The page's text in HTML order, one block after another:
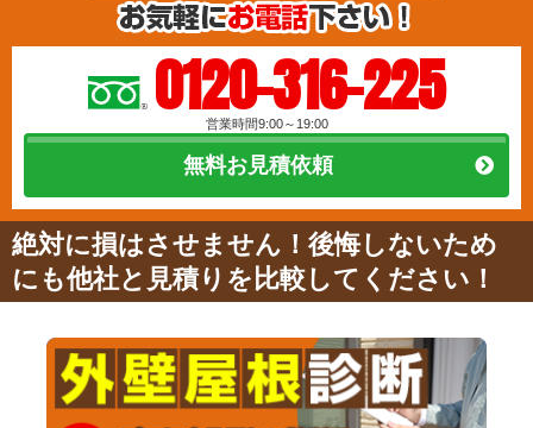
0120-316-225
営業時間9:00～19:00
無料お見積依頼
絶対に損はさせません！後悔しないため
にも他社と見積りを比較してください！